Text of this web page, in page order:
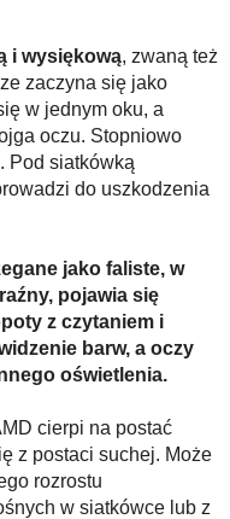
i wysiękową, zwaną też
zaczyna się jako
w jednym oku, a
oczu. Stopniowo
Pod siatkówką
do uszkodzenia
jako faliste, w
pojawia się
z czytaniem i
barw, a oczy
oświetlenia.
cierpi na postać
z postaci suchej. Może
rozrostu
w siatkówce lub z